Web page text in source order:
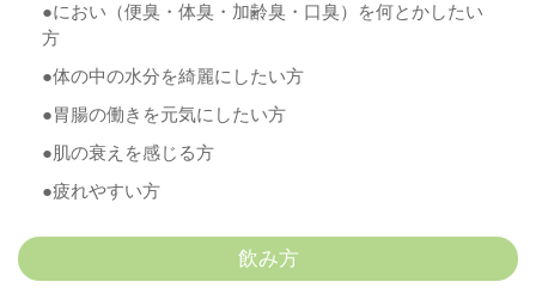
●におい（便臭・体臭・加齢臭・口臭）を何とかしたい
方
●体の中の水分を綺麗にしたい方
●胃腸の働きを元気にしたい方
●肌の衰えを感じる方
●疲れやすい方
飲み方